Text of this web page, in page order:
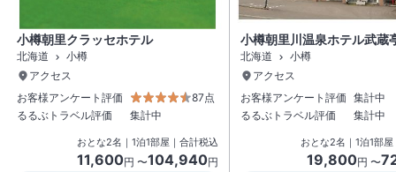
小樽朝里クラッセホテル
北海道
小樽
アクセス
お客様アンケート評価
87点
るるぶトラベル評価
集計中
おとな2名 ｜ 1泊1部屋｜合計税込
11,600円 〜104,940円
小樽朝里川温泉ホテル武蔵
北海道
小樽
アクセス
お客様アンケート評価 集計中
るるぶトラベル評価
集計中
おとな2名 ｜ 1泊1部屋
19,800円 〜